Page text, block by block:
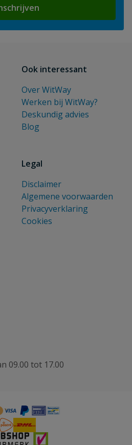
Ook interessant
Over WitWay
Werken bij WitWay?
Deskundig advies
Blog
Legal
Disclaimer
Algemene voorwaarden
Privacyverklaring
Cookies
09.00 tot 17.00